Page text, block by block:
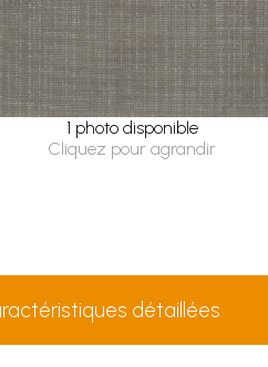
1 photo disponible
Cliquez pour agrandir
détaillées